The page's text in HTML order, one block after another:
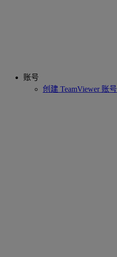
账号
创建 TeamViewer 账号